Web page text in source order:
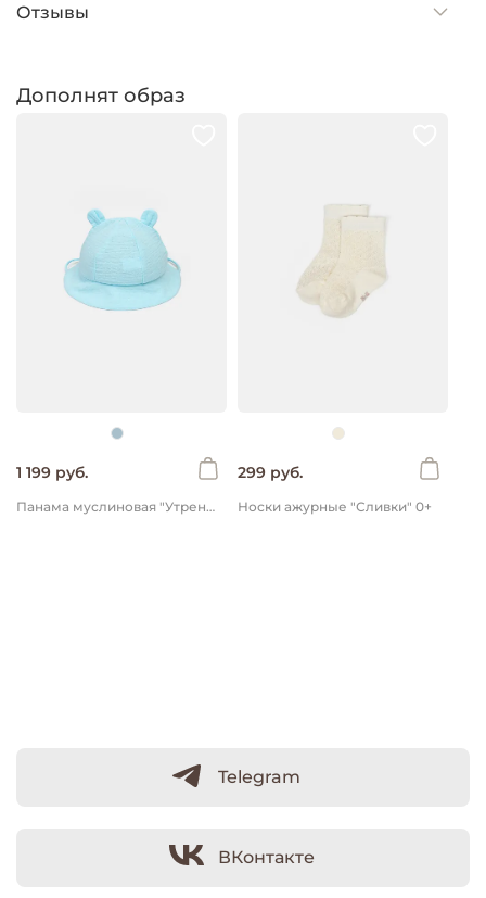
Отзывы
Дополнят образ
1 199 руб.
Панама муслиновая "Утренняя дымка" 0+
299 руб.
Носки ажурные "Сливки" 0+
Telegram
ВКонтакте